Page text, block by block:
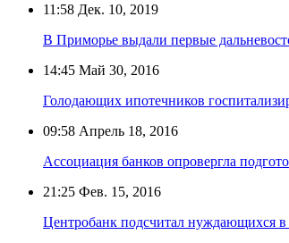
11:58 Дек. 10, 2019
В Приморье выдали первые
14:45 Май 30, 2016
Голодающих ипотечников
09:58 Апрель 18, 2016
Ассоциация банков опровергла
21:25 Фев. 15, 2016
Центробанк подсчитал нуждающихся